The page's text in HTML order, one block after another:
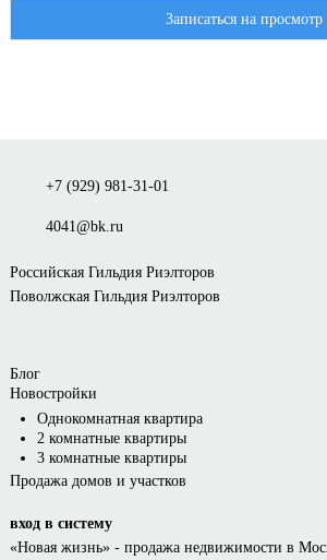
Записаться на просмотр
+7 (929) 981-31-01
4041@bk.ru
Российская Гильдия Риэлторов
Поволжская Гильдия Риэлторов
Блог
Новостройки
Однокомнатная квартира
2 комнатные квартиры
3 комнатные квартиры
Продажа домов и участков
вход в систему
«Новая жизнь»- продажа недвижимости в